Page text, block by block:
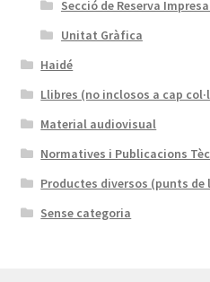
Secció de Reserva
Unitat Gràfica
Haidé
Llibres (no inclosos a cap
Material audiovisual
Normatives i Publicacions
Productes diversos (punts
Sense categoria